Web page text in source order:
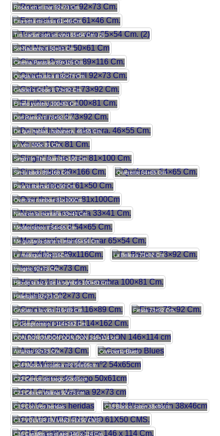
Rosas en el mar 92×73 Cm.
Esa será mi casa 61×46 Cm.
Tus cartas son un vino 65×54 Cm. (2)
Sol Naciente II 50×61 Cm
Cinema Parasiso 89×116 Cm.
Queda la música lll 92×73 Cm.
Gabriel`s Oboe II 73×92 Cm.
El niño yuntero 100×81 Cm.
Don Ramon II 73×92 Cm.
De qué hablas, habanera. 46×55 Cm.
Ya ves 100x 81 Cm.
Singin’ In The Rain 81×100 Cm.
Sin tu latido 89×166 Cm. Quiéreme 54×65 Cm.
Para la libertad 61×50 Cm.
Over the rainbow 81x100Cm
Nana en la montaña 33×41 Cm.
Mediterráneo II 54×65 Cm.
Me gustaría darte el lmar 65×54 Cm.
Le métèque 89x116Cm. La Belleza 73×92 Cm.
Imagine 92×73 Cm.
Hijo de la luz y de la sombra 100×81 Cm.
Hallelujah 92×73 Cm.
Gracias a la vida 116×89 Cm. Fiesta 73×92 Cm.
El Compromiso II 114×162 Cm.
DON DORONDON DON DON 146×114 cm
Asturias 92×73 Cm. Con-cierto Blues
C24 Música acuática nº2 54x65cm
C22 Carros de fuego 50x61cm
C21 Cita en Vailima 92×73 cm
C19 Con tres heridas C18 Blanco satén 38x46cm
C17 VOLVER EN VINO 61X50 CMS.
C16 Castillos en el aire 146 x 114 Cm.